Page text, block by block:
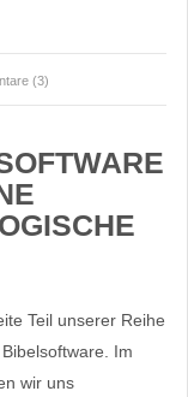
(3)
Teil unserer Reihe
Im
wir uns